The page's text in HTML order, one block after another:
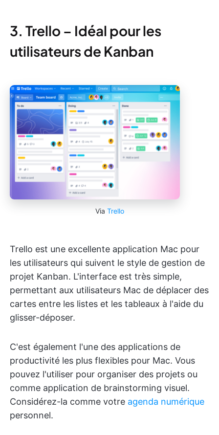
3. Trello – Idéal pour les
utilisateurs de Kanban
Via Trello
Trello est une excellente application Mac pour
les utilisateurs qui suivent le style de gestion de
projet Kanban. L'interface est très simple,
permettant aux utilisateurs Mac de déplacer des
cartes entre les listes et les tableaux à l'aide du
glisser-déposer.
C'est également l'une des applications de
productivité les plus flexibles pour Mac. Vous
pouvez l'utiliser pour organiser des projets ou
comme application de brainstorming visuel.
Considérez-la comme votre agenda numérique
personnel.